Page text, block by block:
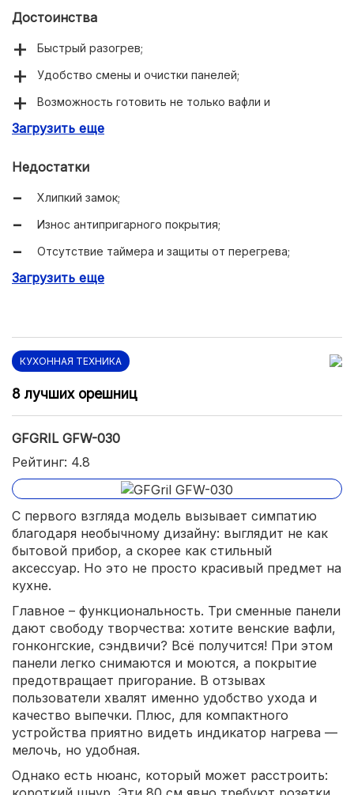
Достоинства
Быстрый разогрев;
Удобство смены и очистки панелей;
Возможность готовить не только вафли и
Загрузить еще
Недостатки
Хлипкий замок;
Износ антипригарного покрытия;
Отсутствие таймера и защиты от перегрева;
Некачественная инструкция.
Загрузить еще
КУХОННАЯ ТЕХНИКА
8 лучших орешниц
GFGRIL GFW-030
Рейтинг: 4.8
С первого взгляда модель вызывает симпатию
благодаря необычному дизайну: выглядит не как
бытовой прибор, а скорее как стильный
аксессуар. Но это не просто красивый предмет на
кухне.
Главное – функциональность. Три сменные панели
дают свободу творчества: хотите венские вафли,
гонконгские, сэндвичи? Всё получится! При этом
панели легко снимаются и моются, а покрытие
предотвращает пригорание. В отзывах
пользователи хвалят именно удобство ухода и
качество выпечки. Плюс, для компактного
устройства приятно видеть индикатор нагрева —
мелочь, но удобная.
Однако есть нюанс, который может расстроить: